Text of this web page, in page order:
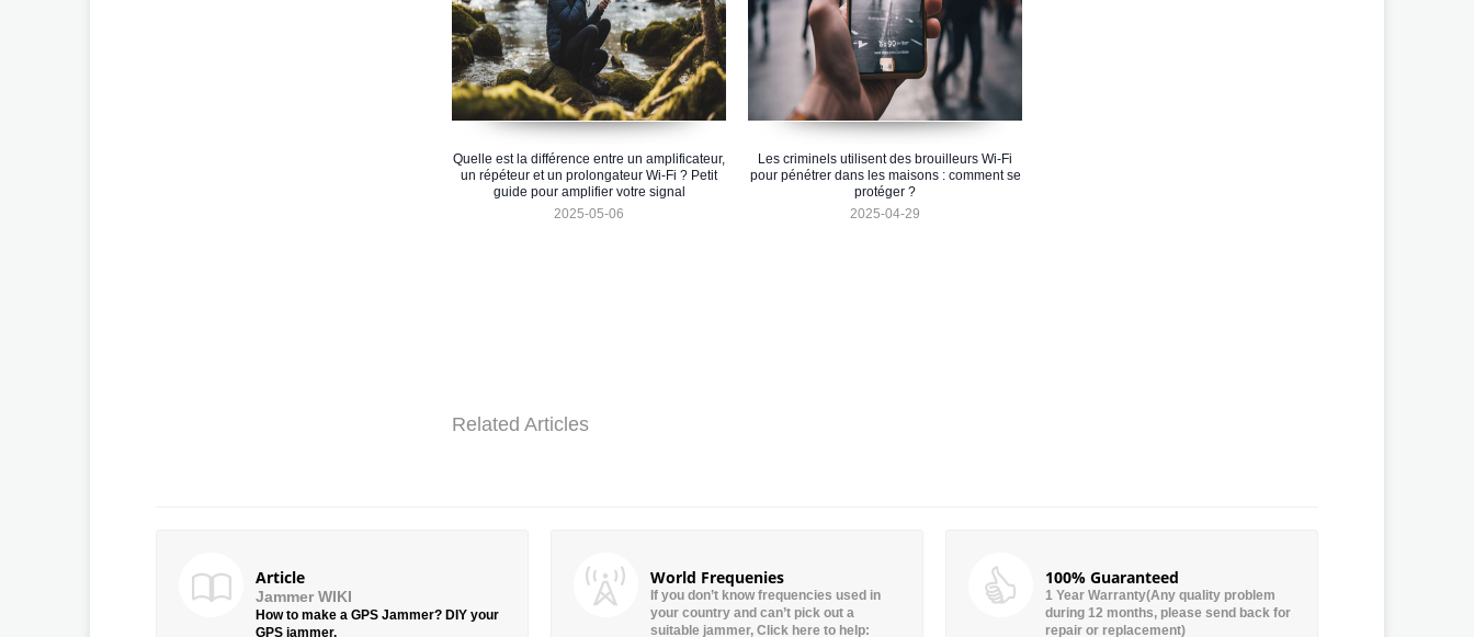
Quelle est la différence entre un amplificateur,
un répéteur et un prolongateur Wi-Fi ? Petit
guide pour amplifier votre signal
2025-05-06
Les criminels utilisent des brouilleurs Wi-Fi
pour pénétrer dans les maisons : comment se
protéger ?
2025-04-29
Related Articles
Article
Jammer WIKI
How to make a GPS Jammer? DIY your
GPS jammer.
World Frequenies
If you don’t know frequencies used in
your country and can’t pick out a
suitable jammer, Click here to help:
100% Guaranteed
1 Year Warranty(Any quality problem
during 12 months, please send back for
repair or replacement)